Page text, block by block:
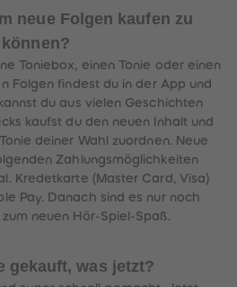
neue Folgen kaufen zu
können?
Toniebox, einen Tonie oder einen
Folgen findest du in der App und
du aus vielen Geschichten
kaufst du den neuen Inhalt und
deiner Wahl zuordnen. Neue
Zahlungsmöglichkeiten
Kredetkarte (Master Card, Visa)
Pay. Danach sind es nur noch
neuen Hör-Spiel-Spaß.
gekauft, was jetzt?